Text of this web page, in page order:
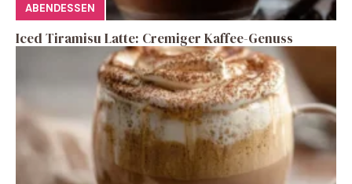
ABENDESSEN
Iced Tiramisu Latte: Cremiger Kaffee-Genuss